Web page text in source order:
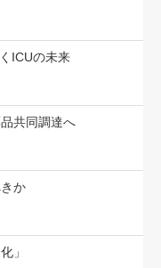
ICUの未来
共同調達へ
か
」